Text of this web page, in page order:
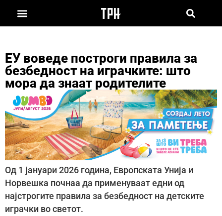
ЕУ воведе построги правила за
безбедност на играчките: што
мора да знаат родителите
Од 1 јануари 2026 година, Европската Унија и
Норвешка почнаа да применуваат едни од
најстрогите правила за безбедност на детските
играчки во светот.